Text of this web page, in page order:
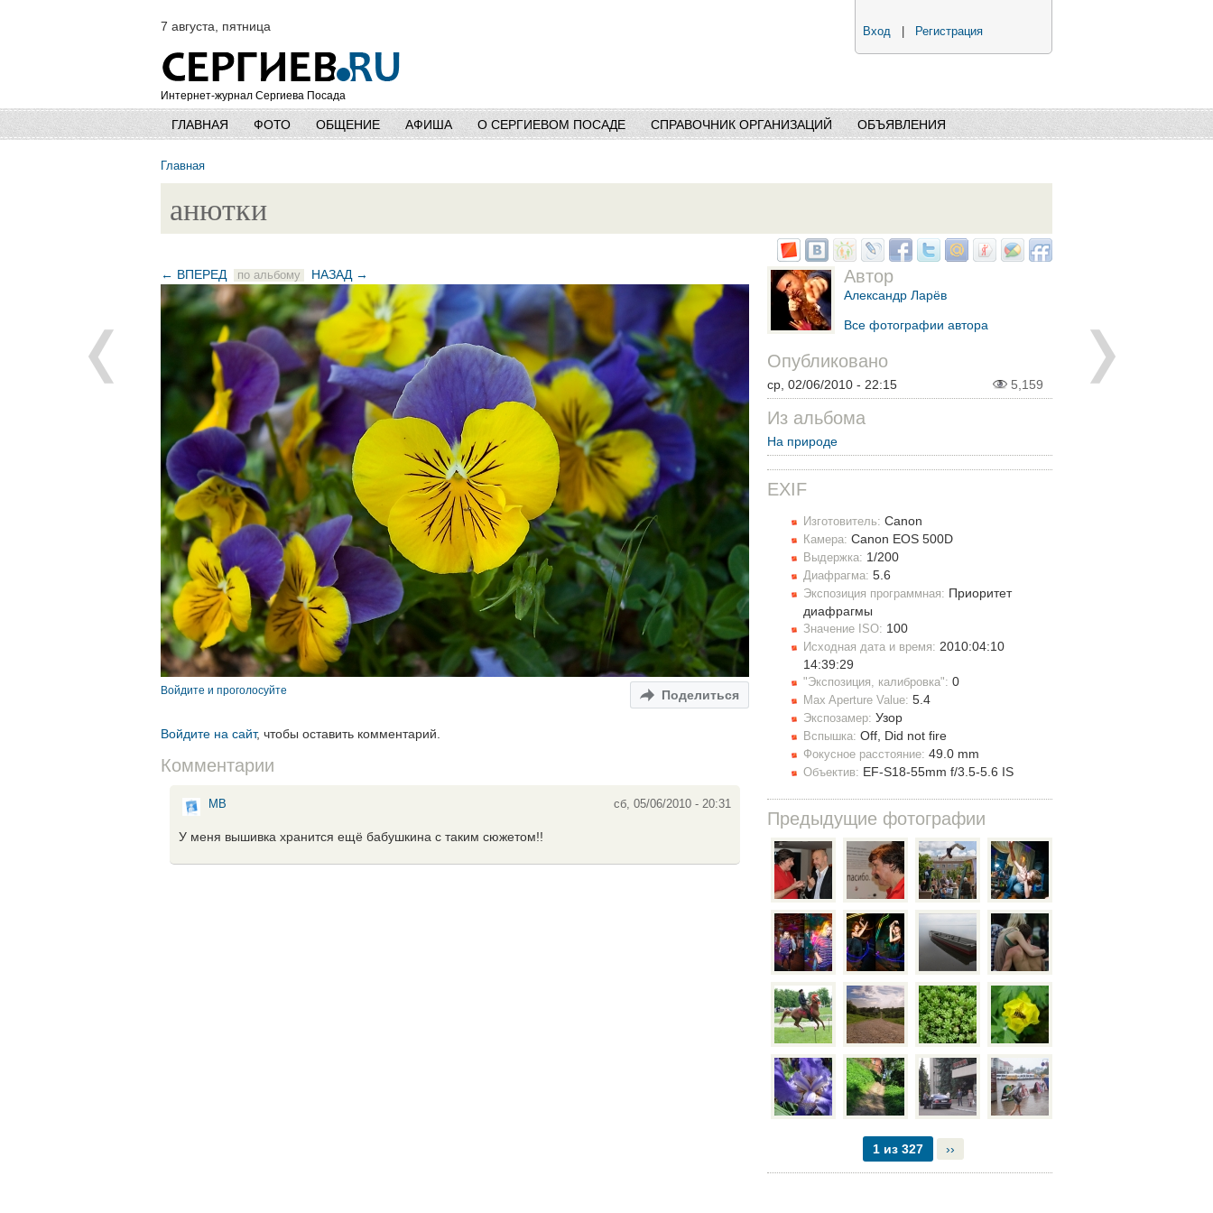
7 августа, пятница
Интернет-журнал Сергиева Посада
Вход Регистрация
ГЛАВНАЯ ФОТО ОБЩЕНИЕ АФИША О СЕРГИЕВОМ ПОСАДЕ СПРАВОЧНИК ОРГАНИЗАЦИЙ ОБЪЯВЛЕНИЯ
Главная
анютки
← ВПЕРЕД по альбому НАЗАД →
Поделиться
Войдите и проголосуйте
Войдите на сайт, чтобы оставить комментарий.
Комментарии
МВ сб, 05/06/2010 - 20:31
У меня вышивка хранится ещё бабушкина с таким сюжетом!!
Автор
Александр Ларёв
Все фотографии автора
5,159
Опубликовано
ср, 02/06/2010 - 22:15
Из альбома
На природе
EXIF
Изготовитель: Canon
Камера: Canon EOS 500D
Выдержка: 1/200
Диафрагма: 5.6
Экспозиция программная: Приоритет
диафрагмы
Значение ISO: 100
Исходная дата и время: 2010:04:10
14:39:29
"Экспозиция, калибровка": 0
Max Aperture Value: 5.4
Экспозамер: Узор
Вспышка: Off, Did not fire
Фокусное расстояние: 49.0 mm
Объектив: EF-S18-55mm f/3.5-5.6 IS
Предыдущие фотографии
1 из 327 ››